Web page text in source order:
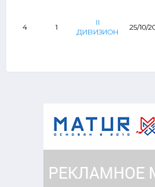
4 1
II
ДИВИЗИОН
25/10/